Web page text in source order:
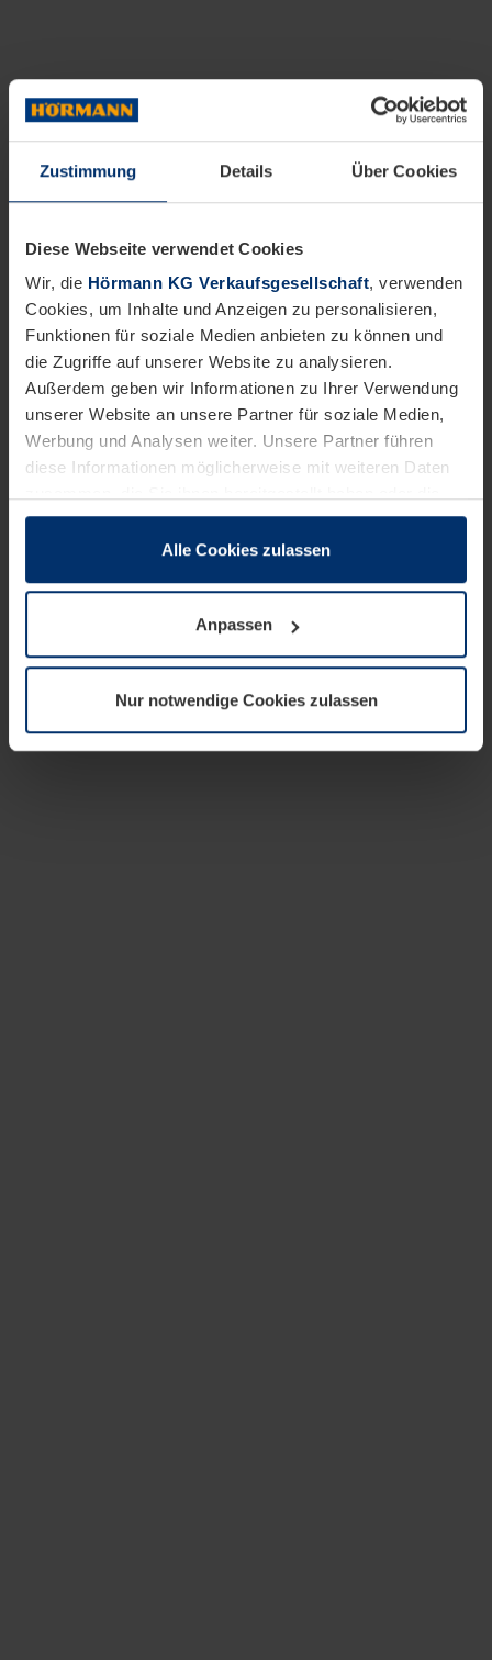
Zustimmung Details Über Cookies
Diese Webseite verwendet Cookies
Wir, die Hörmann KG Verkaufsgesellschaft, verwenden
Cookies, um Inhalte und Anzeigen zu personalisieren,
Funktionen für soziale Medien anbieten zu können und
die Zugriffe auf unserer Website zu analysieren.
Außerdem geben wir Informationen zu Ihrer Verwendung
unserer Website an unsere Partner für soziale Medien,
Werbung und Analysen weiter. Unsere Partner führen
diese Informationen möglicherweise mit weiteren Daten
sie im Rahmen Ihrer Nutzung der Dienste gesammelt
wenn diese für den Betrieb dieser Seite unbedingt
notwendig sind. Für alle anderen Cookie-Typen benötigen
wir Ihre Erlaubnis. Ihre Einwilligung können Sie jederzeit
Datenschutzerklärungunserer Website ändern oder
widerrufen.
Alle Cookies zulassen
Anpassen
Nur notwendige Cookies zulassen